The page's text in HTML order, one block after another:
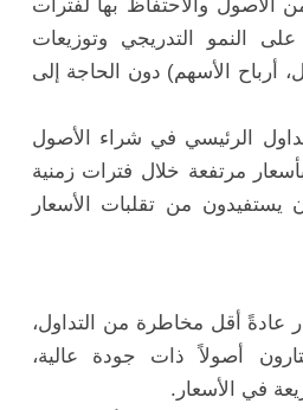
الأصول والاحتفاظ بها لفترات
النمو التدريجي وتوزيعات
أرباح الأسهم) دون الحاجة إلى
الرئيسي في شراء الأصول
مرتفعة خلال فترات زمنية
يستفيدون من تقلبات الأسعار
عادةً أقل مخاطرة من التداول،
أصولاً ذات جودة عالية،
في الأسعار.